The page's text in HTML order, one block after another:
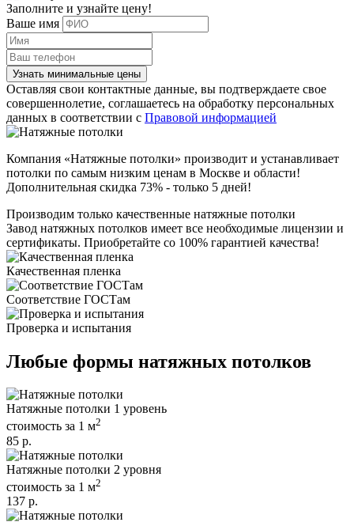
Заполните и узнайте цену!
Ваше имя
Узнать минимальные цены
Оставляя свои контактные данные, вы подтверждаете свое
совершеннолетие, соглашаетесь на обработку персональных
данных в соответствии с Правовой информацией
Компания «Натяжные потолки» производит и устанавливает
потолки по самым низким ценам в Москве и области!
Дополнительная скидка 73% - только 5 дней!
Производим только качественные натяжные потолки
Завод натяжных потолков имеет все необходимые лицензии и
сертификаты. Приобретайте со 100% гарантией качества!
Качественная пленка
Соответствие ГОСТам
Проверка и испытания
Любые формы натяжных потолков
Натяжные потолки 1 уровень
стоимость за 1 м2
85 р.
Натяжные потолки 2 уровня
стоимость за 1 м2
137 р.